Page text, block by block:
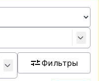
Фильтры